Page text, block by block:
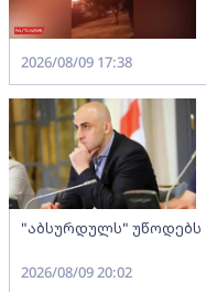
2026/08/09 17:38
"აბსურდულს" უწოდებს
2026/08/09 20:02